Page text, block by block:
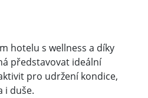
hotelu s wellness a díky
představovat ideální
pro udržení kondice,
i duše.